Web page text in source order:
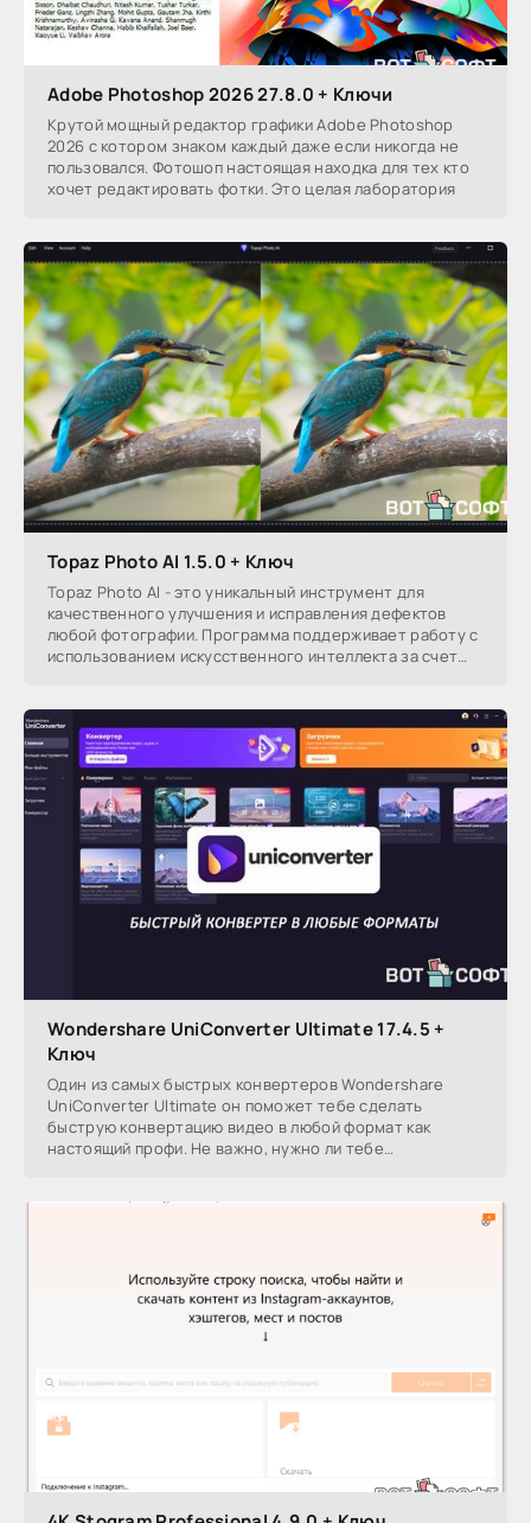
Adobe Photoshop 2026 27.8.0 + Ключи
Крутой мощный редактор графики Adobe Photoshop
2026 с котором знаком каждый даже если никогда не
пользовался. Фотошоп настоящая находка для тех кто
хочет редактировать фотки. Это целая лаборатория
Topaz Photo AI 1.5.0 + Ключ
Topaz Photo AI - это уникальный инструмент для
качественного улучшения и исправления дефектов
любой фотографии. Программа поддерживает работу с
использованием искусственного интеллекта за счет
Wondershare UniConverter Ultimate 17.4.5 +
Ключ
Один из самых быстрых конвертеров Wondershare
UniConverter Ultimate он поможет тебе сделать
быструю конвертацию видео в любой формат как
настоящий профи. Не важно, нужно ли тебе